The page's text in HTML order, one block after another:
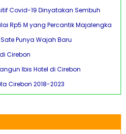
Covid-19 Dinyatakan Sembuh
Rp5 M yang Percantik Majalengka
Punya Wajah Baru
Cirebon
Ibis Hotel di Cirebon
Cirebon 2018-2023